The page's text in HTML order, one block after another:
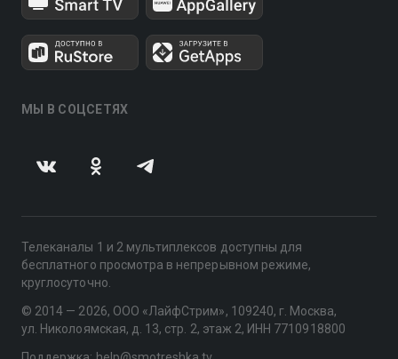
МЫ В СОЦСЕТЯХ
Телеканалы 1 и 2 мультиплексов доступны для
бесплатного просмотра в непрерывном режиме,
круглосуточно.
© 2014 — 2026, ООО «ЛайфСтрим», 109240, г. Москва,
ул. Николоямская, д. 13, стр. 2, этаж 2, ИНН 7710918800